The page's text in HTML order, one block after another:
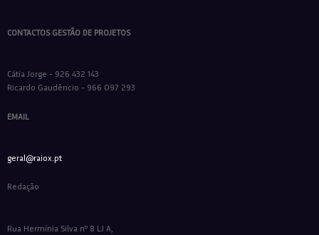
CONTACTOS GESTÃO DE PROJETOS
Cátia Jorge - 926 432 143
Ricardo Gaudêncio - 966 097 293
EMAIL
geral@raiox.pt
Redação
Rua Hermínia Silva nº 8 LJ A,